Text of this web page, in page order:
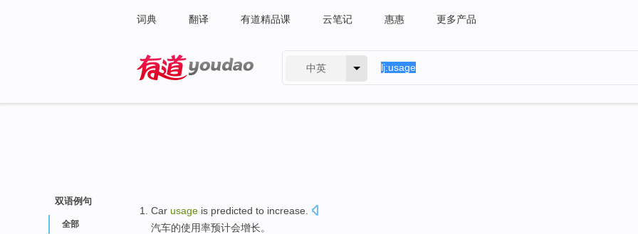
词典 翻译 有道精品课 云笔记 惠惠 更多产品
中英
双语例句
全部
Car usage is predicted to increase
汽车的使用率预计会增长。